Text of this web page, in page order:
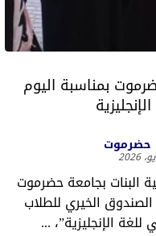
بمناسبة اليوم
حضرموت
البنات بجامعة حضرموت
الخيري للطلاب
الإنجليزية”، ...